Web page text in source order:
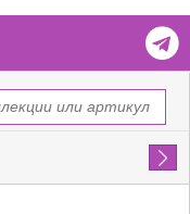
Найти